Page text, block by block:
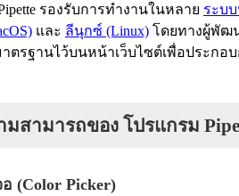
รองรับการทำงานในหลาย ระบ
และ ลีนุกซ์ (Linux) โดยทางผู้พัฒ
ตรฐานไว้บนหน้าเว็บไซต์เพื่อประกอ
สามารถของ โปรแกรม
(Color Picker)